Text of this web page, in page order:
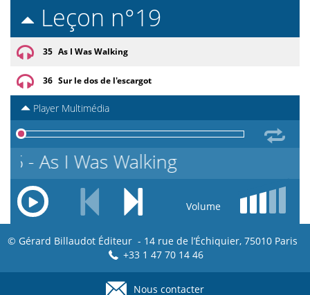
Leçon n°19
35 As I Was Walking
36 Sur le dos de l'escargot
Player Multimédia
- As I Was Walking
Volume
© Gérard Billaudot Éditeur - 14 rue de l’Échiquier, 75010 Paris
+33 1 47 70 14 46
Nous contacter